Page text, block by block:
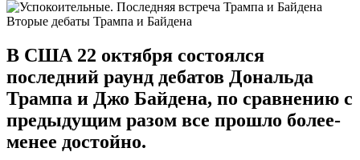
Вторые дебаты Трампа и Байдена
В США 22 октября состоялся
последний раунд дебатов Дональда
Трампа и Джо Байдена, по сравнению с
предыдущим разом все прошло более-
менее достойно.